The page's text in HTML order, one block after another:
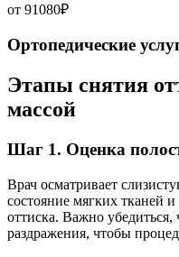
от 91080₽
Ортопедические
Этапы снятия
массой
Шаг 1. Оценка
Врач осматривает
состояние мягких тканей
оттиска. Важно убедиться,
раздражения, чтобы